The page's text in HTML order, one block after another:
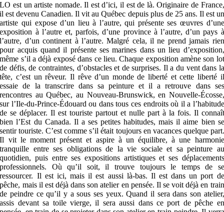
LO est un artiste nomade. Il est d’ici, il est de là. Originaire de France,
il est devenu Canadien. Il vit au Québec depuis plus de 25 ans. Il est un
artiste qui expose d’un lieu à l’autre, qui présente ses œuvres d’une
exposition à l’autre et, parfois, d’une province à l’autre, d’un pays à
l’autre, d’un continent à l’autre. Malgré cela, il ne prend jamais rien
pour acquis quand il présente ses marines dans un lieu d’exposition,
même s’il a déjà exposé dans ce lieu. Chaque exposition amène son lot
de défis, de contraintes, d’obstacles et de surprises. Il a du vent dans la
tête, c’est un rêveur. Il rêve d’un monde de liberté et cette liberté il
essaie de la transcrire dans sa peinture et il a retrouve dans ses
rencontres au Québec, au Nouveau-Brunswick, en Nouvelle-Écosse,
sur l’Ile-du-Prince-Édouard ou dans tous ces endroits où il a l’habitude
de se déplacer. Il est touriste partout et nulle part à la fois. Il connaît
bien l’Est du Canada. Il a ses petites habitudes, mais il aime bien se
sentir touriste. C’est comme s’il était toujours en vacances quelque part.
Il vit le moment présent et aspire à un équilibre, à une harmonie
tranquille entre ses obligations de la vie sociale et sa peinture au
quotidien, puis entre ses expositions artistiques et ses déplacements
professionnels. Où qu’il soit, il trouve toujours le temps de se
ressourcer. Il est ici, mais il est aussi là-bas. Il est dans un port de
pêche, mais il est déjà dans son atelier en pensée. Il se voit déjà en train
de peindre ce qu’il y a sous ses yeux. Quand il sera dans son atelier,
assis devant sa toile vierge, il sera aussi dans ce port de pêche en